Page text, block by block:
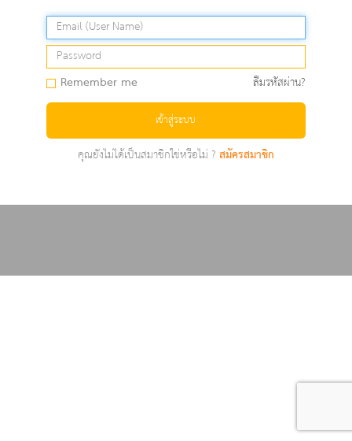
Remember me ลืมรหัสผ่าน?
เข้าสู่ระบบ
คุณยังไม่ได้เป็นสมาชิกใช่หรือไม่ ?สมัครสมาชิก